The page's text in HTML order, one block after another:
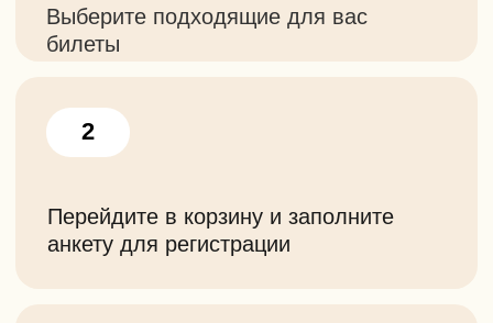
Нажимая на кнопку, вы
соглашаетесь с
конфиденциальности